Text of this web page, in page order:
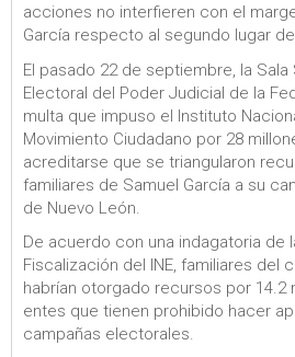
acciones no interfieren con el
García respecto al segundo lugar
El pasado 22 de septiembre, la Sala
Electoral del Poder Judicial de la
multa que impuso el Instituto
Movimiento Ciudadano por 28
acreditarse que se triangularon
familiares de Samuel García a su
de Nuevo León.
De acuerdo con una indagatoria de
Fiscalización del INE, familiares del
habrían otorgado recursos por 14.2
entes que tienen prohibido hacer
campañas electorales.